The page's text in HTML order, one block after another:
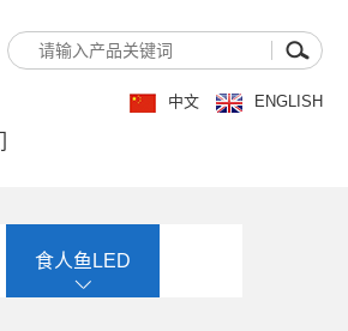
中文 ENGLISH
食人鱼LED